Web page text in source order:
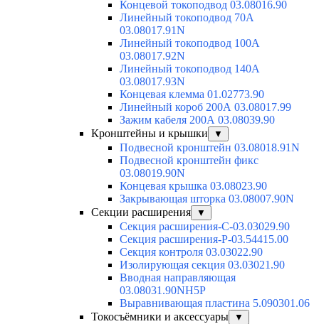
Концевой токоподвод 03.08016.90
Линейный токоподвод 70А
03.08017.91N
Линейный токоподвод 100А
03.08017.92N
Линейный токоподвод 140А
03.08017.93N
Концевая клемма 01.02773.90
Линейный короб 200А 03.08017.99
Зажим кабеля 200А 03.08039.90
Кронштейны и крышки
▼
Подвесной кронштейн 03.08018.91N
Подвесной кронштейн фикс
03.08019.90N
Концевая крышка 03.08023.90
Закрывающая шторка 03.08007.90N
Секции расширения
▼
Секция расширения-С-03.03029.90
Секция расширения-Р-03.54415.00
Секция контроля 03.03022.90
Изолирующая секция 03.03021.90
Вводная направляющая
03.08031.90NH5P
Выравнивающая пластина 5.090301.06
Токосъёмники и аксессуары
▼